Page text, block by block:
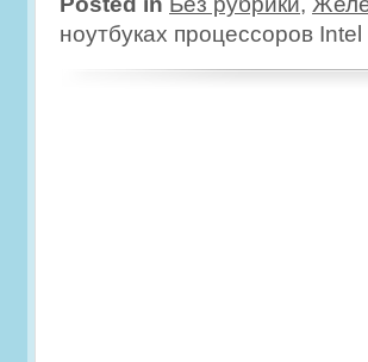
ноутбуках процессоров